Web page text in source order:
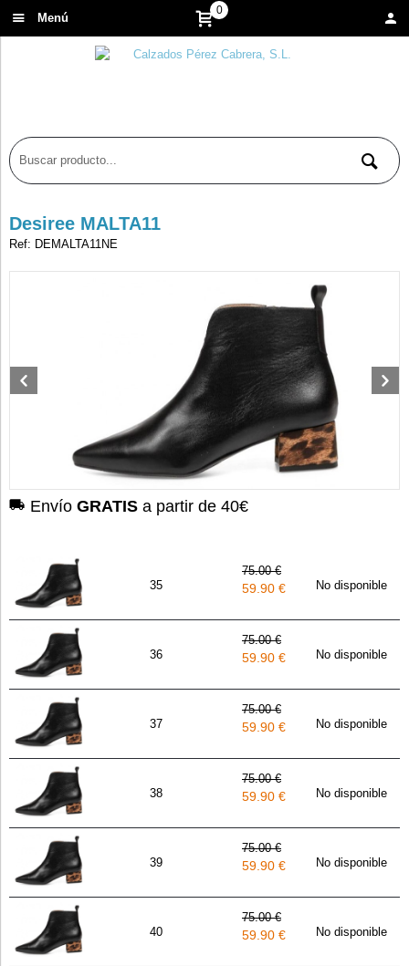
0
Desiree MALTA11
Ref: DEMALTA11NE
Envío GRATIS a partir de 40€
35
75.00 €
59.90 € No disponible
36
75.00 €
59.90 € No disponible
37
75.00 €
59.90 € No disponible
38
75.00 €
59.90 € No disponible
39
75.00 €
59.90 € No disponible
40
75.00 €
59.90 € No disponible
Menú